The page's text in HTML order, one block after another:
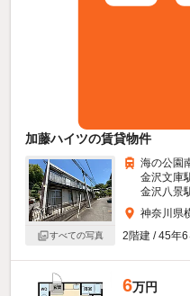
加藤ハイツの賃貸物件
すべての写真
海の公園
金沢文庫
金沢八景
神奈川県
2階建 / 45年
6万円